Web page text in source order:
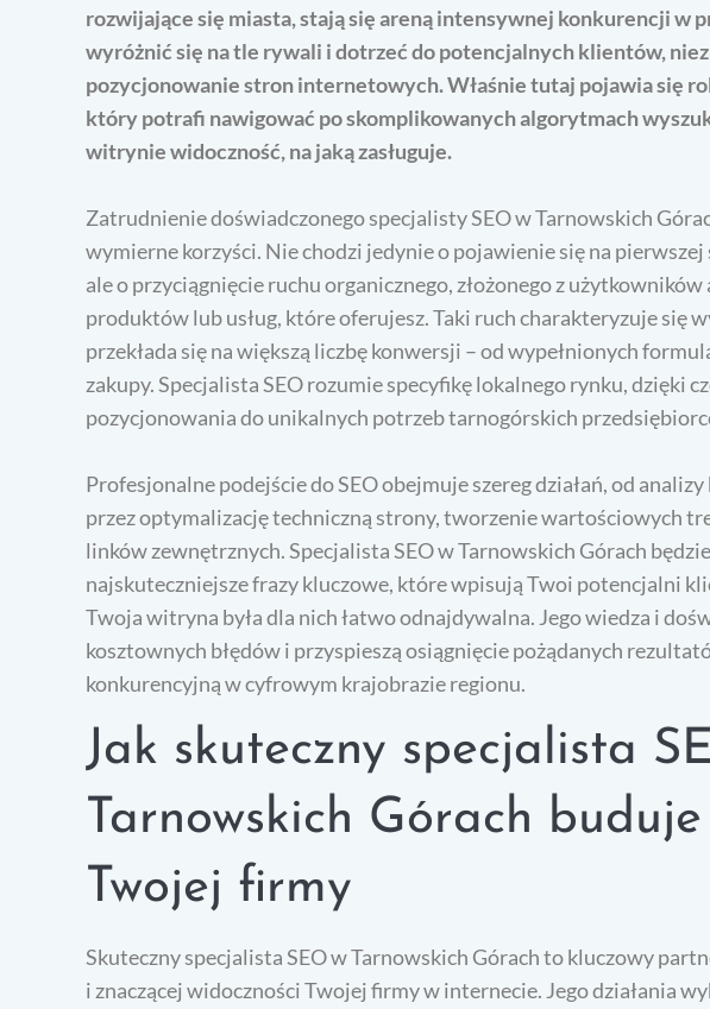
rozwijające się miasta, stają się areną intensywnej konkurencji w
wyróżnić się na tle rywali i dotrzeć do potencjalnych klientów,
pozycjonowanie stron internetowych. Właśnie tutaj pojawia się
który potrafi nawigować po skomplikowanych algorytmach
witrynie widoczność, na jaką zasługuje.
Zatrudnienie doświadczonego specjalisty SEO w Tarnowskich
wymierne korzyści. Nie chodzi jedynie o pojawienie się na
ale o przyciągnięcie ruchu organicznego, złożonego z
produktów lub usług, które oferujesz. Taki ruch charakteryzuje się
przekłada się na większą liczbę konwersji – od wypełnionych
zakupy. Specjalista SEO rozumie specyfikę lokalnego rynku, dzięki
pozycjonowania do unikalnych potrzeb tarnogórskich
Profesjonalne podejście do SEO obejmuje szereg działań, od
przez optymalizację techniczną strony, tworzenie wartościowych
linków zewnętrznych. Specjalista SEO w Tarnowskich Górach
najskuteczniejsze frazy kluczowe, które wpisują Twoi potencjalni
Twoja witryna była dla nich łatwo odnajdywalna. Jego wiedza i
kosztownych błędów i przyspieszą osiągnięcie pożądanych
konkurencyjną w cyfrowym krajobrazie regionu.
Jak skuteczny specjalista
Tarnowskich Górach
Twojej firmy
Skuteczny specjalista SEO w Tarnowskich Górach to kluczowy
i znaczącej widoczności Twojej firmy w internecie. Jego działania